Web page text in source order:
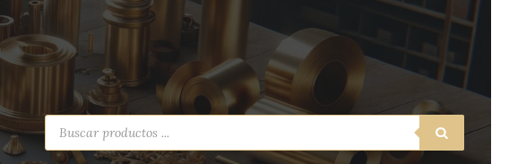
Búsqueda
de
productos